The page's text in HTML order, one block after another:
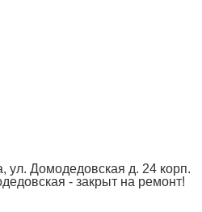
ул. Домодедовская д. 24 корп.
- закрыт на ремонт!